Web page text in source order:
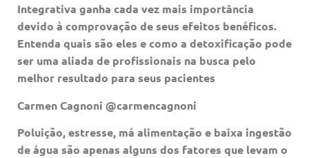
Integrativa ganha cada vez mais importância
devido à comprovação de seus efeitos benéficos.
Entenda quais são eles e como a detoxificação pode
ser uma aliada de profissionais na busca pelo
melhor resultado para seus pacientes
Carmen Cagnoni @carmencagnoni
Poluição, estresse, má alimentação e baixa ingestão
de água são apenas alguns dos fatores que levam o